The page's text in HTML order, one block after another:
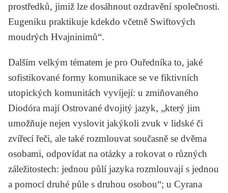
prostředků, jimiž lze dosáhnout ozdravění společnosti.
Eugeniku praktikuje kdekdo včetně Swiftových
moudrých Hvajninimů“.
Dalším velkým tématem je pro Ouředníka to, jaké
sofistikované formy komunikace se ve fiktivních
utopických komunitách vyvíjejí: u zmiňovaného
Diodóra mají Ostrované dvojitý jazyk, „který jim
umožňuje nejen vyslovit jakýkoli zvuk v lidské či
zvířecí řeči, ale také rozmlouvat současně se dvěma
osobami, odpovídat na otázky a rokovat o různých
záležitostech: jednou půlí jazyka rozmlouvají s jednou
a pomocí druhé půle s druhou osobou“; u Cyrana